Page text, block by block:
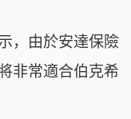
， 由於安達保險
非常適合伯克希